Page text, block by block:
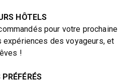
HÔTELS
pour votre prochaine
des voyageurs, et
!